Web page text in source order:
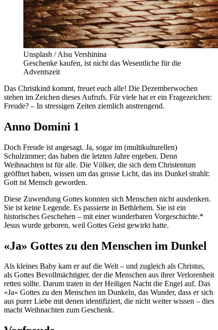
Unsplash / Alsu Vershinina
Geschenke kaufen, ist nicht das Wesentliche für die
Adventszeit
Das Christkind kommt, freuet euch alle! Die Dezemberwochen
stehen im Zeichen dieses Aufrufs. Für viele hat er ein Fragezeichen:
Freude? – In stressigen Zeiten ziemlich anstrengend.
Anno Domini 1
Doch Freude ist angesagt. Ja, sogar im (multikulturellen)
Schulzimmer; das haben die letzten Jahre ergeben. Denn
Weihnachten ist für alle. Die Völker, die sich dem Christentum
geöffnet haben, wissen um das grosse Licht, das ins Dunkel strahlt:
Gott ist Mensch geworden.
Diese Zuwendung Gottes konnten sich Menschen nicht ausdenken.
Sie ist keine Legende. Es passierte in Bethlehem. Sie ist ein
historisches Geschehen – mit einer wunderbaren Vorgeschichte.*
Jesus wurde geboren, weil Gottes Geist gewirkt hatte.
«Ja» Gottes zu den Menschen im Dunkel
Als kleines Baby kam er auf die Welt – und zugleich als Christus,
als Gottes Bevollmächtigter, der die Menschen aus ihrer Verlorenheit
retten sollte. Darum traten in der Heiligen Nacht die Engel auf. Das
«Ja» Gottes zu den Menschen im Dunkeln, das Wunder, dass er sich
aus purer Liebe mit denen identifiziert, die nicht weiter wissen – dies
macht Weihnachten zum Geschenk.